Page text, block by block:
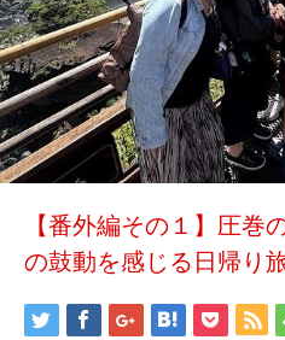
【番外編その１】圧巻
の鼓動を感じる日帰り